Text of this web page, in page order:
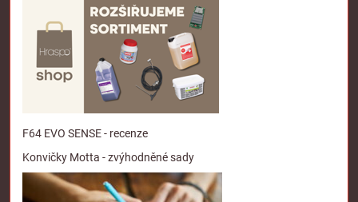
F64 EVO SENSE - recenze
Konvičky Motta - zvýhodněné sady